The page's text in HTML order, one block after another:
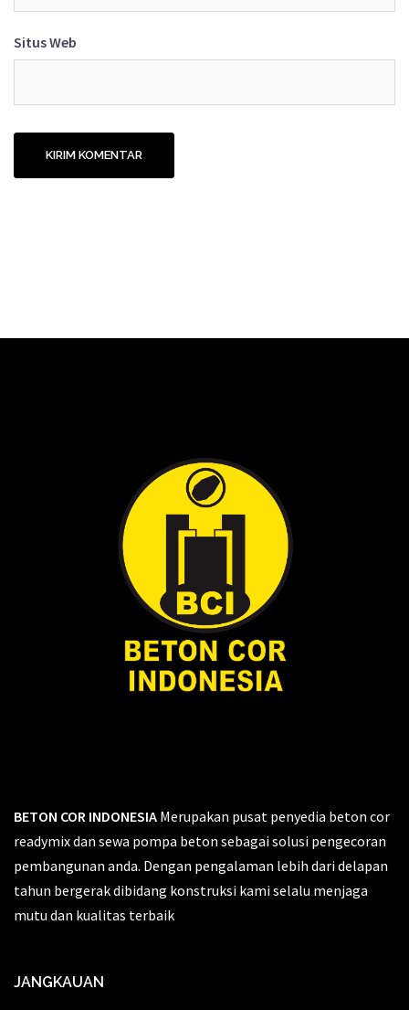
Situs Web
BETON COR INDONESIA Merupakan pusat penyedia beton cor
readymix dan sewa pompa beton sebagai solusi pengecoran
pembangunan anda. Dengan pengalaman lebih dari delapan
tahun bergerak dibidang konstruksi kami selalu menjaga
mutu dan kualitas terbaik
JANGKAUAN